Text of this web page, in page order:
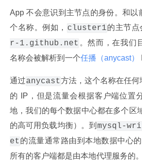
App 不会意识到主节点的身份。和以
个名称。例如， cluster1的主节点
r-1.github.net 。然而，在我们
名称会被解析到一个任播（anycast）
通过anycast方法，这个名称在任何
的 IP，但是流量会根据客户端位置
地，我们的每个数据中心都在多个区
的高可用负载均衡）。到 mysql-
et 的流量通常路由到本地数据中心
所有的客户端都是由本地代理服务的。